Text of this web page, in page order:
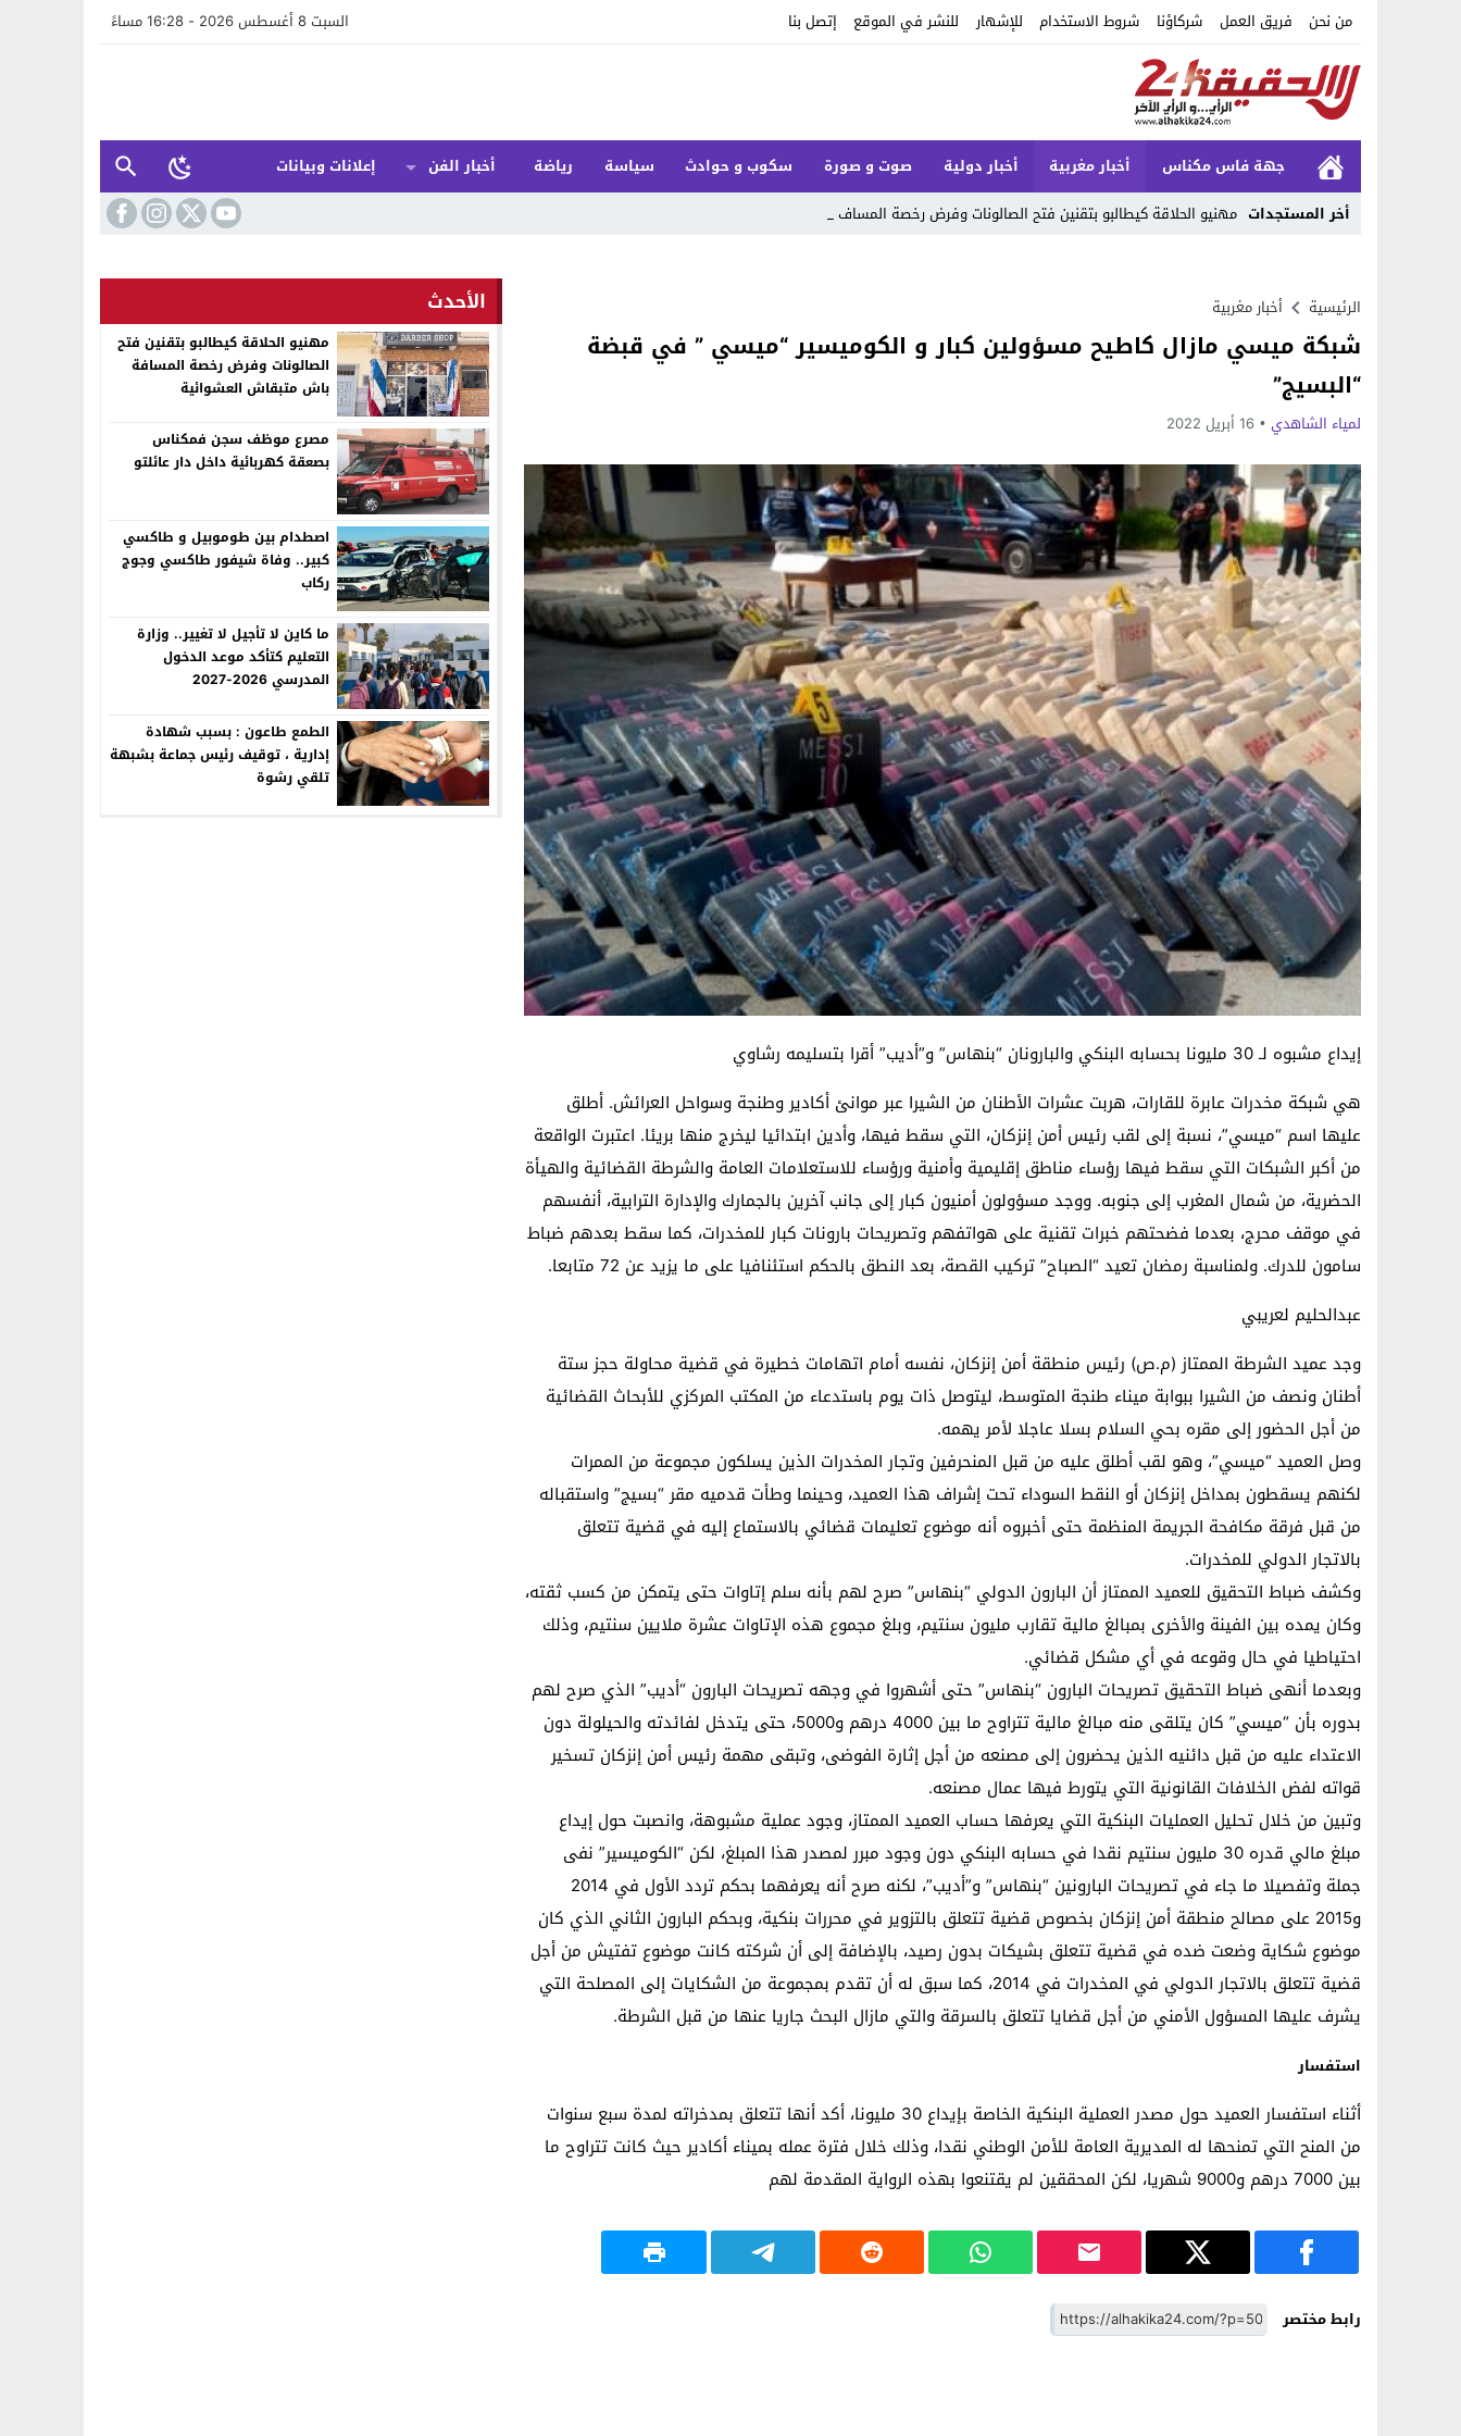
من نحن فريق العمل شركاؤنا شروط الاستخدام للإشهار للنشر في الموقع إتصل بنا السبت 8 أغسطس 2026 - 16:28 مساءً
جهة فاس مكناس أخبار مغربية أخبار دولية صوت و صورة سكوب و حوادث سياسة رياضة أخبار الفن
إعلانات وبيانات
أخر المستجدات مهنيو الحلاقة كيطالبو بتقنين فتح الصالونات وفرض رخصة المسافة باش متبق _
Previous
Next
الرئيسية أخبار مغربية
شبكة ميسي مازال كاطيح مسؤولين كبار و الكوميسير “ميسي ” في قبضة
“البسيج”
لمياء الشاهدي 16 أبريل 2022
إيداع مشبوه لـ 30 مليونا بحسابه البنكي والبارونان “بنهاس” و”أديب” أقرا بتسليمه رشاوي
هي شبكة مخدرات عابرة للقارات، هربت عشرات الأطنان من الشيرا عبر موانئ أكادير وطنجة وسواحل العرائش. أطلق
عليها اسم “ميسي”، نسبة إلى لقب رئيس أمن إنزكان، التي سقط فيها، وأدين ابتدائيا ليخرج منها بريئا. اعتبرت الواقعة
من أكبر الشبكات التي سقط فيها رؤساء مناطق إقليمية وأمنية ورؤساء للاستعلامات العامة والشرطة القضائية والهيأة
الحضرية، من شمال المغرب إلى جنوبه. ووجد مسؤولون أمنيون كبار إلى جانب آخرين بالجمارك والإدارة الترابية، أنفسهم
في موقف محرج، بعدما فضحتهم خبرات تقنية على هواتفهم وتصريحات بارونات كبار للمخدرات، كما سقط بعدهم ضباط
سامون للدرك. ولمناسبة رمضان تعيد “الصباح” تركيب القصة، بعد النطق بالحكم استئنافيا على ما يزيد عن 72 متابعا.
عبدالحليم لعريبي
وجد عميد الشرطة الممتاز (م.ص) رئيس منطقة أمن إنزكان، نفسه أمام اتهامات خطيرة في قضية محاولة حجز ستة
أطنان ونصف من الشيرا ببوابة ميناء طنجة المتوسط، ليتوصل ذات يوم باستدعاء من المكتب المركزي للأبحاث القضائية
من أجل الحضور إلى مقره بحي السلام بسلا عاجلا لأمر يهمه.
وصل العميد “ميسي”، وهو لقب أطلق عليه من قبل المنحرفين وتجار المخدرات الذين يسلكون مجموعة من الممرات
لكنهم يسقطون بمداخل إنزكان أو النقط السوداء تحت إشراف هذا العميد، وحينما وطأت قدميه مقر “بسيج” واستقباله
من قبل فرقة مكافحة الجريمة المنظمة حتى أخبروه أنه موضوع تعليمات قضائي بالاستماع إليه في قضية تتعلق
بالاتجار الدولي للمخدرات.
وكشف ضباط التحقيق للعميد الممتاز أن البارون الدولي “بنهاس” صرح لهم بأنه سلم إتاوات حتى يتمكن من كسب ثقته،
وكان يمده بين الفينة والأخرى بمبالغ مالية تقارب مليون سنتيم، وبلغ مجموع هذه الإتاوات عشرة ملايين سنتيم، وذلك
احتياطيا في حال وقوعه في أي مشكل قضائي.
وبعدما أنهى ضباط التحقيق تصريحات البارون “بنهاس” حتى أشهروا في وجهه تصريحات البارون “أديب” الذي صرح لهم
بدوره بأن “ميسي” كان يتلقى منه مبالغ مالية تتراوح ما بين 4000 درهم و5000، حتى يتدخل لفائدته والحيلولة دون
الاعتداء عليه من قبل دائنيه الذين يحضرون إلى مصنعه من أجل إثارة الفوضى، وتبقى مهمة رئيس أمن إنزكان تسخير
قواته لفض الخلافات القانونية التي يتورط فيها عمال مصنعه.
وتبين من خلال تحليل العمليات البنكية التي يعرفها حساب العميد الممتاز، وجود عملية مشبوهة، وانصبت حول إيداع
مبلغ مالي قدره 30 مليون سنتيم نقدا في حسابه البنكي دون وجود مبرر لمصدر هذا المبلغ، لكن “الكوميسير” نفى
جملة وتفصيلا ما جاء في تصريحات البارونين “بنهاس” و”أديب”، لكنه صرح أنه يعرفهما بحكم تردد الأول في 2014
و2015 على مصالح منطقة أمن إنزكان بخصوص قضية تتعلق بالتزوير في محررات بنكية، وبحكم البارون الثاني الذي كان
موضوع شكاية وضعت ضده في قضية تتعلق بشيكات بدون رصيد، بالإضافة إلى أن شركته كانت موضوع تفتيش من أجل
قضية تتعلق بالاتجار الدولي في المخدرات في 2014، كما سبق له أن تقدم بمجموعة من الشكايات إلى المصلحة التي
يشرف عليها المسؤول الأمني من أجل قضايا تتعلق بالسرقة والتي مازال البحث جاريا عنها من قبل الشرطة.
استفسار
أثناء استفسار العميد حول مصدر العملية البنكية الخاصة بإيداع 30 مليونا، أكد أنها تتعلق بمدخراته لمدة سبع سنوات
من المنح التي تمنحها له المديرية العامة للأمن الوطني نقدا، وذلك خلال فترة عمله بميناء أكادير حيث كانت تتراوح ما
بين 7000 درهم و9000 شهريا، لكن المحققين لم يقتنعوا بهذه الرواية المقدمة لهم
رابط مختصر
الأحدث
مهنيو الحلاقة كيطالبو بتقنين فتح
الصالونات وفرض رخصة المسافة
باش متبقاش العشوائية
مصرع موظف سجن فمكناس
بصعقة كهربائية داخل دار عائلتو
اصطدام بين طوموبيل و طاكسي
كبير.. وفاة شيفور طاكسي وجوج
ركاب
ما كاين لا تأجيل لا تغيير.. وزارة
التعليم كتأكد موعد الدخول
المدرسي 2026-2027
الطمع طاعون : بسبب شهادة
إدارية ، توقيف رئيس جماعة بشبهة
تلقي رشوة